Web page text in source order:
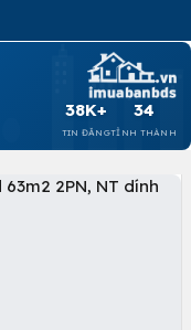
38K+
TIN ĐĂNG
34
TỈNH THÀNH